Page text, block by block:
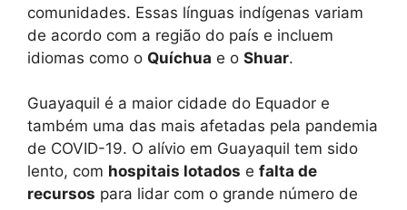
comunidades. Essas línguas indígenas variam
de acordo com a região do país e incluem
idiomas como o Quíchua e o Shuar.
Guayaquil é a maior cidade do Equador e
também uma das mais afetadas pela pandemia
de COVID-19. O alívio em Guayaquil tem sido
lento, com hospitais lotados e falta de
recursos para lidar com o grande número de